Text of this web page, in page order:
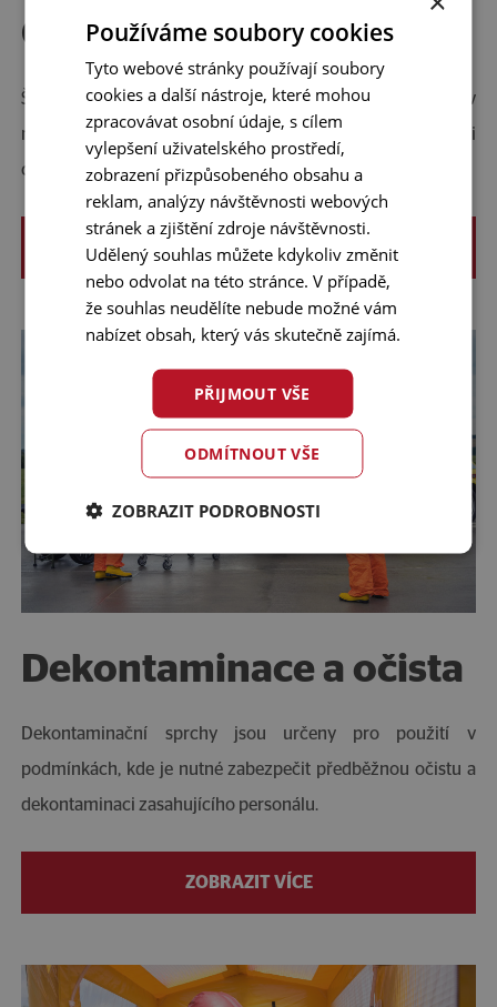
Ochrana personálu
Široký výběr ochranných obleků pro vstup do prostředí, v
němž je riziko výskytu nebezpečných látek biologického či
chemického původu.
ZOBRAZIT VÍCE
Dekontaminace a očista
Dekontaminační sprchy jsou určeny pro použití v
podmínkách, kde je nutné zabezpečit předběžnou očistu a
dekontaminaci zasahujícího personálu.
ZOBRAZIT VÍCE
Používáme soubory cookies
Tyto webové stránky používají soubory
cookies a další nástroje, které mohou
zpracovávat osobní údaje, s cílem
vylepšení uživatelského prostředí,
zobrazení přizpůsobeného obsahu a
reklam, analýzy návštěvnosti webových
stránek a zjištění zdroje návštěvnosti.
Udělený souhlas můžete kdykoliv změnit
nebo odvolat na této stránce. V případě,
že souhlas neudělíte nebude možné vám
nabízet obsah, který vás skutečně zajímá.
PŘIJMOUT VŠE
ODMÍTNOUT VŠE
ZOBRAZIT PODROBNOSTI